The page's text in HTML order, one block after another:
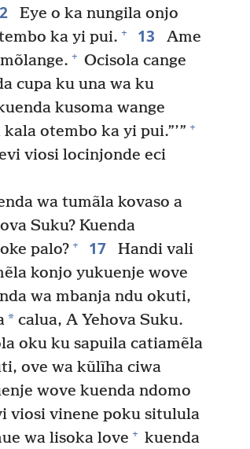
Eye o ka nungila onjo
ka yi pui. + 13
Ame
+ Ocisola cange
cupa ku una wa ku
kusoma wange
otembo ka yi pui.”’” +
viosi locinjonde eci
wa tumãla kovaso a
Suku? Kuenda
palo? + 17
Handi vali
konjo yukuenje wove
wa mbanja ndu okuti,
* calua, A Yehova Suku.
oku ku sapuila catiamẽla
ove wa kũlĩha ciwa
wove kuenda ndomo
viosi vinene poku situlula
wa lisoka love + kuenda